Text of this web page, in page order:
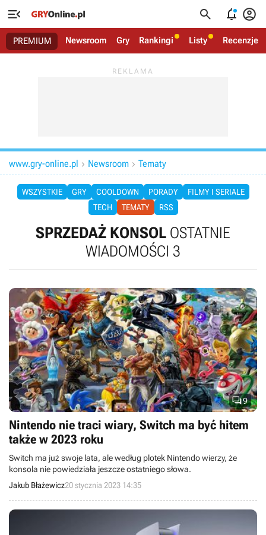
   
PREMIUM Newsroom Gry Rankingi Listy Recenzje
www.gry-online.pl  Newsroom  Tematy
WSZYSTKIE GRY COOLDOWN PORADY
FILMY I SERIALE
TECH
TEMATY RSS
SPRZEDAŻ KONSOL OSTATNIE
WIADOMOŚCI 3
9
Nintendo nie traci wiary, Switch ma być hitem
także w 2023 roku
Switch ma już swoje lata, ale według plotek Nintendo wierzy, że
konsola nie powiedziała jeszcze ostatniego słowa.
Jakub Błażewicz20 stycznia 2023 14:35